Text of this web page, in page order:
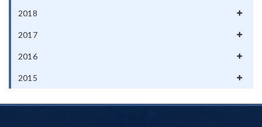
2018
2017
2016
2015